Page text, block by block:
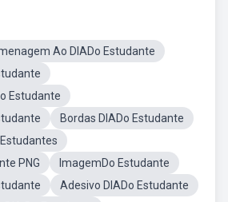
Ao DIADo Estudante
Estudante
Bordas DIADo Estudante
PNG
ImagemDo Estudante
Adesivo DIADo Estudante